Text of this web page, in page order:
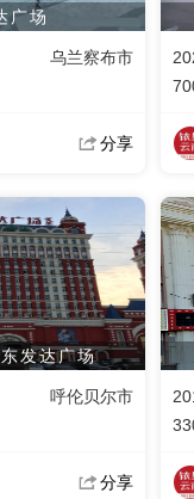
广场
乌兰察布市
分享
发达广场
呼伦贝尔市
分享